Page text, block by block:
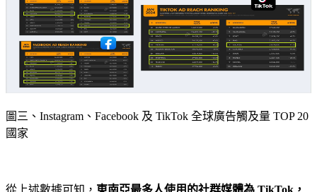
圖三、Instagram、Facebook 及 TikTok 全球廣告觸及量 TOP 20
國家